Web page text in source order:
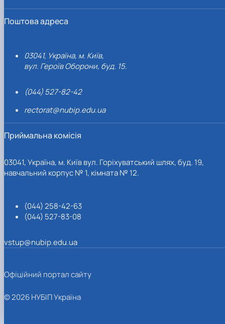
Поштова адреса
03041, Україна, м. Київ,
вул. Героїв Оборони, буд. 15.
(044) 527-82-42
rectorat@nubip.edu.ua
Приймальна комісія
03041, Україна, м. Київ вул. Горіхуватський шлях, буд. 19,
навчальний корпус № 1, кімната № 12.
(044) 258-42-63
(044) 527-83-08
vstup@nubip.edu.ua
Офіційний портал сайту
© 2026 НУБІП Україна